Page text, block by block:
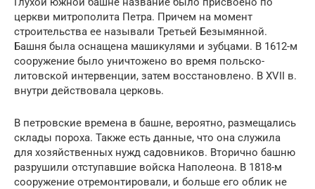
церкви митрополита Петра. Причем на момент
строительства ее называли Третьей Безымянной.
Башня была оснащена машикулями и зубцами. В 1612-м
сооружение было уничтожено во время польско-
литовской интервенции, затем восстановлено. В XVII в.
внутри действовала церковь.
В петровские времена в башне, вероятно, размещались
склады пороха. Также есть данные, что она служила
для хозяйственных нужд садовников. Вторично башню
разрушили отступавшие войска Наполеона. В 1818-м
сооружение отремонтировали, и больше его облик не